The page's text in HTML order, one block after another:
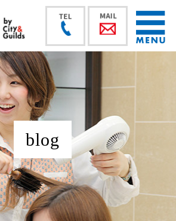
blog